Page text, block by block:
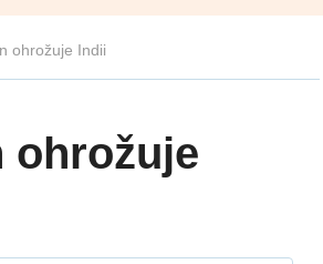
ohrožuje Indii
ohrožuje